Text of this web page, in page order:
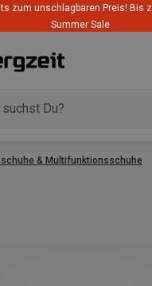
zum unschlagbaren Preis! Bis
Summer Sale
& Multifunktionsschuhe